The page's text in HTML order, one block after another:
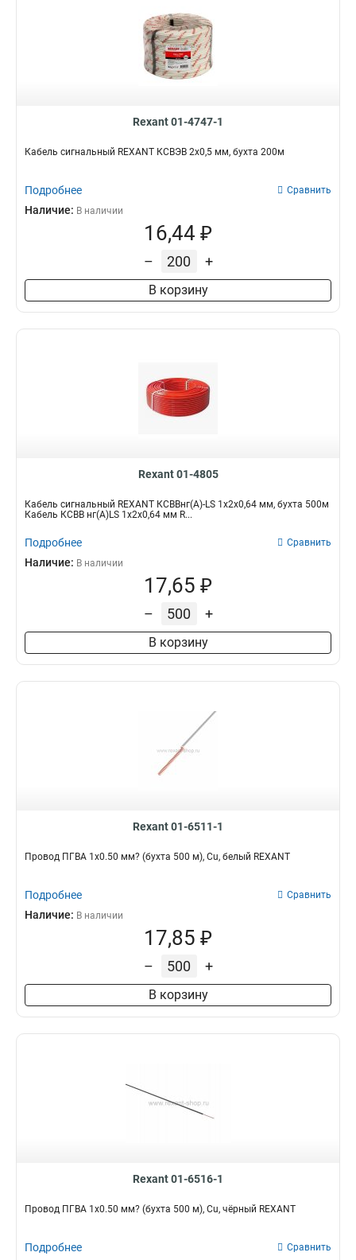
Rexant 01-4747-1
Кабель сигнальный REXANT КCВЭB 2х0,5 мм, бухта 200м
Подробнее Сравнить
Наличие: В наличии
16,44 ₽
– +
В корзину
Rexant 01-4805
Кабель сигнальный REXANT КСВВнг(А)-LS 1x2х0,64 мм, бухта 500м
Кабель КСВВ нг(А)LS 1х2х0,64 мм R...
Подробнее Сравнить
Наличие: В наличии
17,65 ₽
– +
В корзину
Rexant 01-6511-1
Провод ПГВА 1х0.50 мм? (бухта 500 м), Cu, белый REXANT
Подробнее Сравнить
Наличие: В наличии
17,85 ₽
– +
В корзину
Rexant 01-6516-1
Провод ПГВА 1х0.50 мм? (бухта 500 м), Cu, чёрный REXANT
Подробнее Сравнить